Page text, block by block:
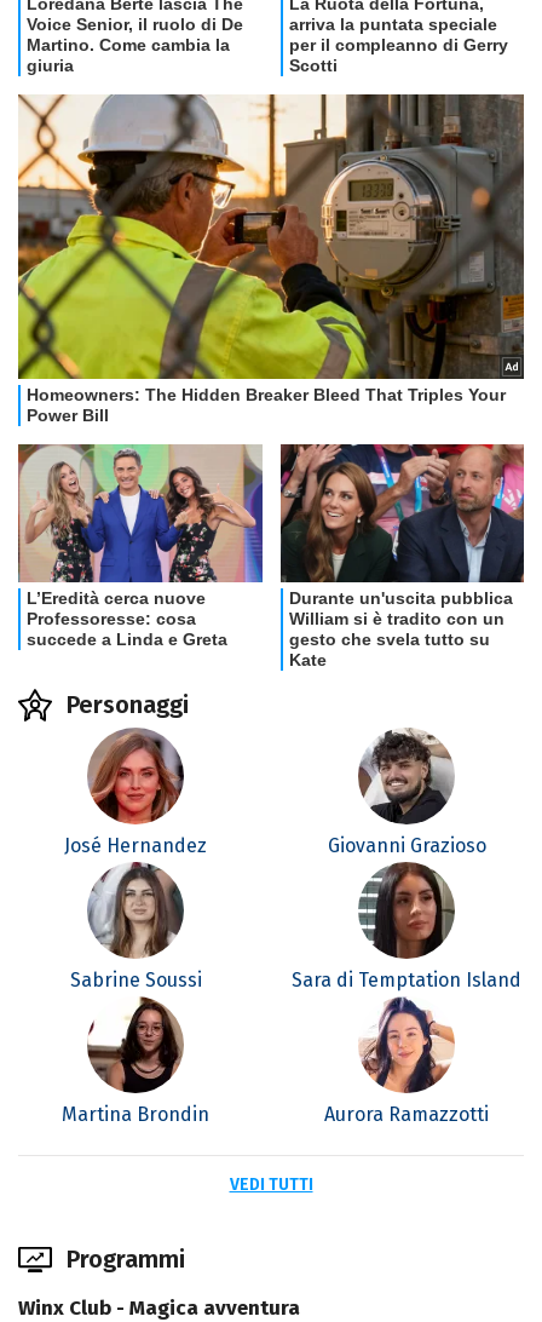
Personaggi
José Hernandez Giovanni Grazioso
Sabrine Soussi Sara di Temptation Island
Martina Brondin Aurora Ramazzotti
VEDI TUTTI
Programmi
Winx Club - Magica avventura